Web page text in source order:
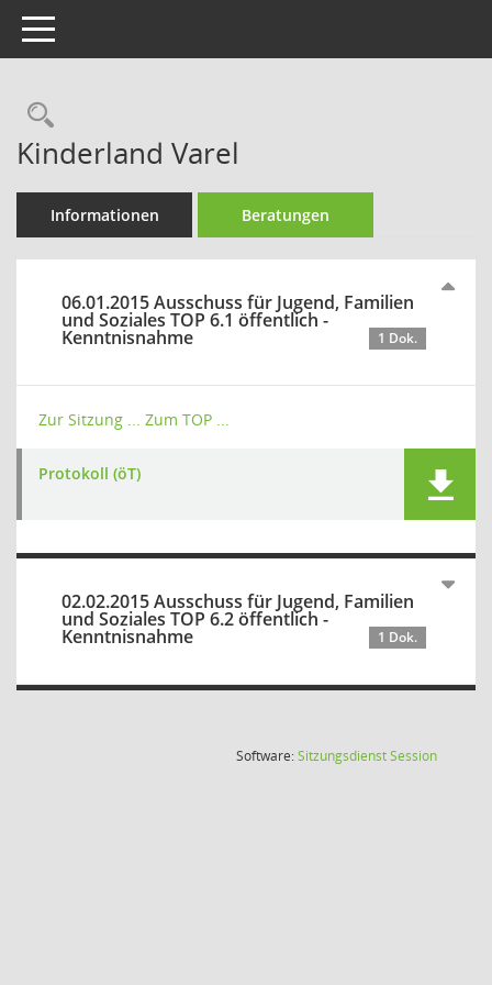
Toggle navigation
Rechercheauswahl
Kinderland Varel
Informationen Beratungen
06.01.2015 Ausschuss für Jugend, Familien
und Soziales TOP 6.1 öffentlich -
Kenntnisnahme 1 Dok.
Zur Sitzung ... Zum TOP ...
Protokoll (öT)
02.02.2015 Ausschuss für Jugend, Familien
und Soziales TOP 6.2 öffentlich -
Kenntnisnahme 1 Dok.
Software:SitzungsdienstSession(Wird in